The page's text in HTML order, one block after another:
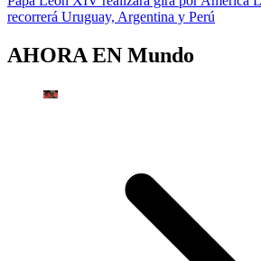
recorrerá Uruguay, Argentina y Perú
AHORA EN Mundo